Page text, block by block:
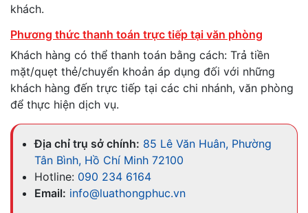
khách.
Phương thức thanh toán trực tiếp tại văn phòng
Khách hàng có thể thanh toán bằng cách: Trả tiền
mặt/quẹt thẻ/chuyển khoản áp dụng đối với những
khách hàng đến trực tiếp tại các chi nhánh, văn phòng
để thực hiện dịch vụ.
Địa chỉ trụ sở chính: 85 Lê Văn Huân, Phường
Tân Bình, Hồ Chí Minh 72100
Hotline: 090 234 6164
Email: info@luathongphuc.vn